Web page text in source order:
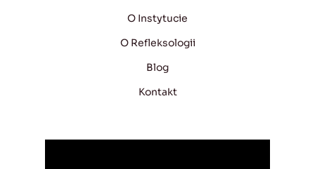
O Instytucie
O Refleksologii
Blog
Kontakt